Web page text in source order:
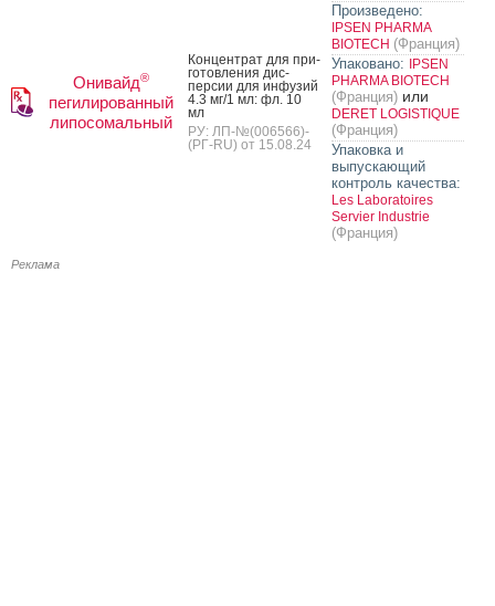
Онивайд®
пегилированный
липосомальный
Кон­цен­трат для при­
готов­ле­ния дис­
персии для ин­фу­зий
4.3 мг/1 мл: фл. 10
мл
РУ: ЛП-№(006566)-
(РГ-RU) от 15.08.24
Произведено:
IPSEN PHARMA
BIOTECH (Франция)
Упаковано: IPSEN
PHARMA BIOTECH
(Франция) или
DERET LOGISTIQUE
(Франция)
Упаковка и
выпускающий
контроль качества:
Les Laboratoires
Servier Industrie
(Франция)
Реклама